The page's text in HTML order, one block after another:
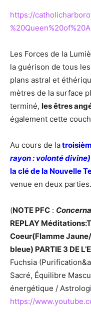
https://
Les Forces de la
la guérison de tous
plans astral et
mètres de la surface
terminé, les êtres
également cette
Au cours de la
rayon : volonté divine)
la clé de la Nouvelle
venue en deux parties.
(NOTE PFC :
REPLAY
Coeur(Flamme
bleue) PARTIE 3 DE
Fuchsia
Sacré, Équilibre
énergétique /
https://